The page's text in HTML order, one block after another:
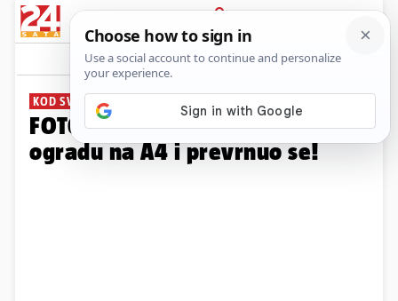
PRIJAVA
Galerija Komentari
KOD SVETE HELENE
FOTO UŽASA Kamion se zabio u
ogradu na A4 i prevrnuo se!